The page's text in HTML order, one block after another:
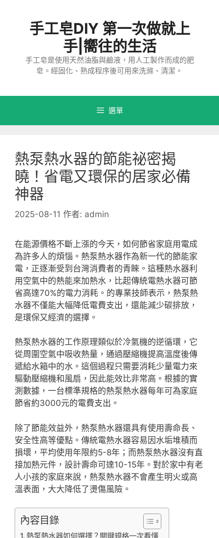
手工皂DIY 第一次做就上
手|嚮往的生活
手工皂是使用天然油脂與鹼液，用人工製作而成的肥
皂。經固化、熟成程序後可用來洗滌、清潔。
選單
熱泵熱水器的節能祕密揭
曉！省電又環保的居家必備
神器
2025-08-11 作者: admin
在能源價格不斷上漲的今天，如何節省家庭用電成
為許多人的煩惱。熱泵熱水器作為新一代的節能家
電，正逐漸受到台灣消費者的青睞。這種熱水器利
用空氣中的熱能來加熱水，比起傳統電熱水器可節
省高達70%的電力消耗。 的專業技師表示，熱泵熱
水器不僅能大幅降低電費支出，還能減少碳排放，
是環保又經濟的選擇。
熱泵熱水器的工作原理類似於冷氣機的逆循環，它
從周圍空氣中吸收熱量，通過壓縮機提高溫度後傳
遞給水箱中的水。這個過程只需要消耗少量電力來
驅動壓縮機和風扇，因此能效比非常高。根據的實
測數據，一台標準規格的熱泵熱水器每年可為家庭
節省約3000元的電費支出。
除了節能效益外，熱泵熱水器還具有使用壽命長、
安全性高等優點。傳統電熱水器容易因水垢堆積而
損壞，平均使用年限約5-8年；而熱泵熱水器沒有直
接加熱元件，設計壽命可達10-15年。對於家中有老
人小孩的家庭來說，熱泵熱水器不會產生明火或高
溫表面，大大降低了燙傷風險。
內容目錄
熱泵熱水器如何選擇？關鍵規格一次看懂